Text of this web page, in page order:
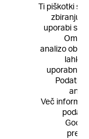
Ti piškotki so
zbiranju
uporabi
analizo
lahko
Podatki
Več